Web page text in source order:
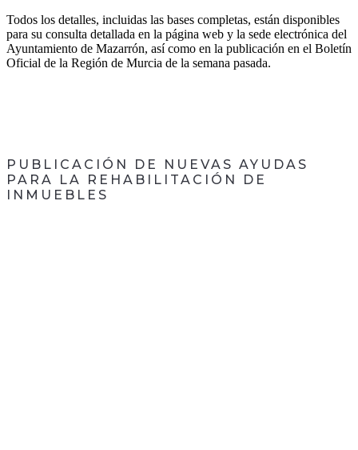
Todos los detalles, incluidas las bases completas, están disponibles
para su consulta detallada en la página web y la sede electrónica del
Ayuntamiento de Mazarrón, así como en la publicación en el Boletín
Oficial de la Región de Murcia de la semana pasada.
PUBLICACIÓN DE NUEVAS AYUDAS
PARA LA REHABILITACIÓN DE
INMUEBLES